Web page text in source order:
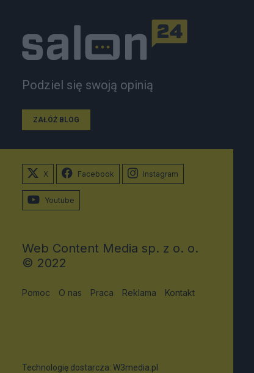
Podziel się swoją opinią
ZAŁÓŻ BLOG
X Facebook Instagram
Youtube
Web Content Media sp. z o. o.
© 2022
Pomoc O nas Praca Reklama Kontakt
Technologię dostarcza: W3media.pl